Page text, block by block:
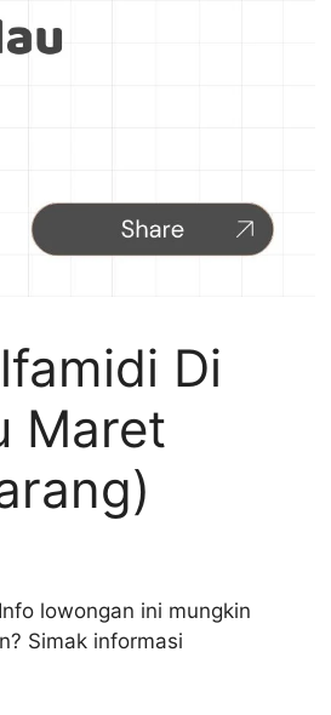
Di
Maret
lowongan ini mungkin
Simak informasi